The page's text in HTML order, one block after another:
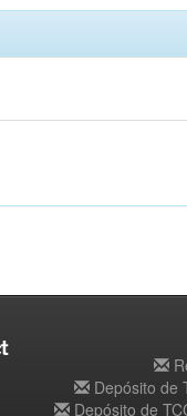
Depósito de
Depósito de